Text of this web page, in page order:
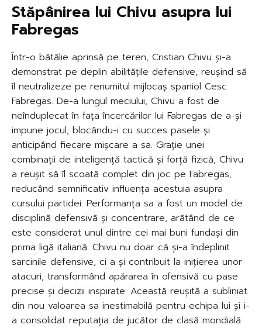
Stăpânirea lui Chivu asupra lui
Fabregas
Într-o bătălie aprinsă pe teren, Cristian Chivu și-a
demonstrat pe deplin abilitățile defensive, reușind să
îl neutralizeze pe renumitul mijlocaș spaniol Cesc
Fabregas. De-a lungul meciului, Chivu a fost de
neînduplecat în fața încercărilor lui Fabregas de a-și
impune jocul, blocându-i cu succes pasele și
anticipând fiecare mișcare a sa. Grație unei
combinații de inteligență tactică și forță fizică, Chivu
a reușit să îl scoată complet din joc pe Fabregas,
reducând semnificativ influența acestuia asupra
cursului partidei. Performanța sa a fost un model de
disciplină defensivă și concentrare, arătând de ce
este considerat unul dintre cei mai buni fundași din
prima ligă italiană. Chivu nu doar că și-a îndeplinit
sarcinile defensive, ci a și contribuit la inițierea unor
atacuri, transformând apărarea în ofensivă cu pase
precise și decizii inspirate. Această reușită a subliniat
din nou valoarea sa inestimabilă pentru echipa lui și i-
a consolidat reputația de jucător de clasă mondială.